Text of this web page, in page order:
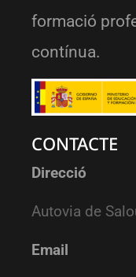
formació
contínua.
CONTACTE
Direcció
Autovia de
Email